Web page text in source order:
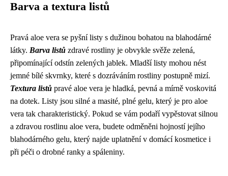
Barva a textura listů
Pravá aloe vera se pyšní listy s dužinou bohatou na blahodárné
látky. Barva listů zdravé rostliny je obvykle svěže zelená,
připomínající odstín zelených jablek. Mladší listy mohou nést
jemné bílé skvrnky, které s dozráváním rostliny postupně mizí.
Textura listů pravé aloe vera je hladká, pevná a mírně voskovitá
na dotek. Listy jsou silné a masité, plné gelu, který je pro aloe
vera tak charakteristický. Pokud se vám podaří vypěstovat silnou
a zdravou rostlinu aloe vera, budete odměněni hojností jejího
blahodárného gelu, který najde uplatnění v domácí kosmetice i
při péči o drobné ranky a spáleniny.